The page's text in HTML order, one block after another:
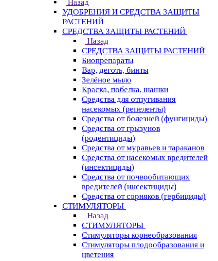
Назад
УДОБРЕНИЯ И СРЕДСТВА ЗАЩИТЫ
РАСТЕНИЙ
СРЕДСТВА ЗАЩИТЫ РАСТЕНИЙ
Назад
СРЕДСТВА ЗАЩИТЫ РАСТЕНИЙ
Биопрепараты
Вар, деготь, бинты
Зелёное мыло
Краска, побелка, шашки
Средства для отпугивания
насекомых (репеленты)
Средства от болезней (фунгициды)
Средства от грызунов
(родентициды)
Средства от муравьев и тараканов
Средства от насекомых вредителей
(инсектициды)
Средства от почвообитающих
вредителей (инсектициды)
Средства от сорняков (гербициды)
СТИМУЛЯТОРЫ
Назад
СТИМУЛЯТОРЫ
Стимуляторы корнеобразования
Стимуляторы плодообразования и
цветения